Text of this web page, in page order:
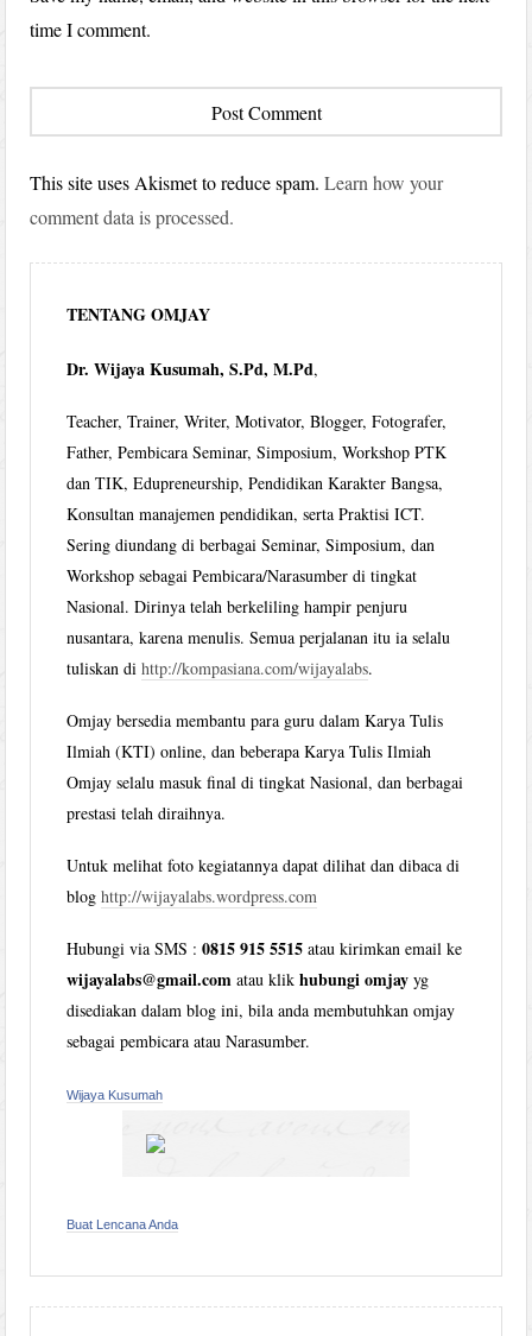
time I comment.
This site uses Akismet to reduce spam.Learn how your
comment data is processed.
TENTANG OMJAY
Dr. Wijaya Kusumah, S.Pd, M.Pd,
Teacher, Trainer, Writer, Motivator, Blogger, Fotografer,
Father, Pembicara Seminar, Simposium, Workshop PTK
dan TIK, Edupreneurship, Pendidikan Karakter Bangsa,
Konsultan manajemen pendidikan, serta Praktisi ICT.
Sering diundang di berbagai Seminar, Simposium, dan
Workshop sebagai Pembicara/Narasumber di tingkat
Nasional. Dirinya telah berkeliling hampir penjuru
nusantara, karena menulis. Semua perjalanan itu ia selalu
tuliskan dihttp://kompasiana.com/wijayalabs.
Omjay bersedia membantu para guru dalam Karya Tulis
Ilmiah (KTI) online, dan beberapa Karya Tulis Ilmiah
Omjay selalu masuk final di tingkat Nasional, dan berbagai
prestasi telah diraihnya.
Untuk melihat foto kegiatannya dapat dilihat dan dibaca di
bloghttp://wijayalabs.wordpress.com
Hubungi via SMS :0815 915 5515 atau kirimkan email ke
wijayalabs@gmail.com atau klikhubungi omjay yg
disediakan dalam blog ini, bila anda membutuhkan omjay
sebagai pembicara atau Narasumber.
Wijaya Kusumah
Buat Lencana Anda